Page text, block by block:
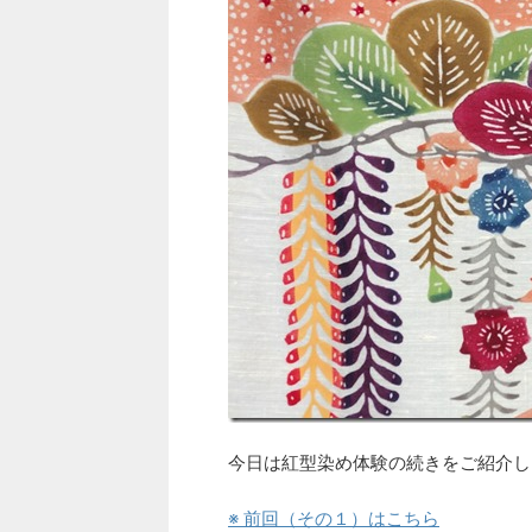
今日は紅型染め体験の続きをご紹介
※ 前回（その１）はこちら